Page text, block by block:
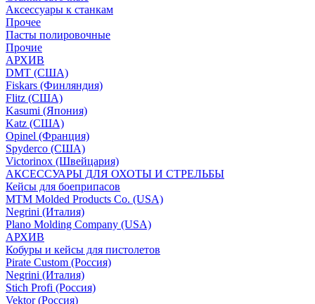
Аксессуары к станкам
Прочее
Пасты полировочные
Прочие
АРХИВ
DMT (США)
Fiskars (Финляндия)
Flitz (США)
Kasumi (Япония)
Katz (США)
Opinel (Франция)
Spyderco (США)
Victorinox (Швейцария)
АКСЕССУАРЫ ДЛЯ ОХОТЫ И СТРЕЛЬБЫ
Кейсы для боеприпасов
MTM Molded Products Co. (USA)
Negrini (Италия)
Plano Molding Company (USA)
АРХИВ
Кобуры и кейсы для пистолетов
Pirate Custom (Россия)
Negrini (Италия)
Stich Profi (Россия)
Vektor (Россия)